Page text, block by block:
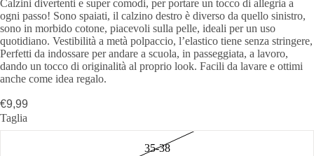
Calzini divertenti e super comodi, per portare un tocco di allegria a
ogni passo! Sono spaiati, il calzino destro è diverso da quello sinistro,
sono in morbido cotone, piacevoli sulla pelle, ideali per un uso
quotidiano. Vestibilità a metà polpaccio, l’elastico tiene senza stringere,
Perfetti da indossare per andare a scuola, in passeggiata, a lavoro,
dando un tocco di originalità al proprio look. Facili da lavare e ottimi
anche come idea regalo.
€9,99
Taglia
35-38